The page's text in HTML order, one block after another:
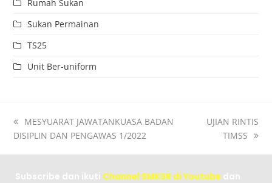
Rumah Sukan
Sukan Permainan
TS25
Unit Ber-uniform
MESYUARAT JAWATANKUASA BADAN
DISIPLIN DAN PENGAWAS 1/2022
UJIAN RINTIS
TIMSS
Subscribe dan ikuti Channel SMKSR di Youtube dan